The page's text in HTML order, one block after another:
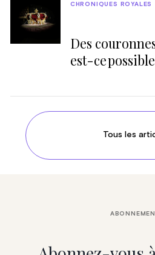
Des
est-ce possible
CHRONIQUES ROYALES
Tous les